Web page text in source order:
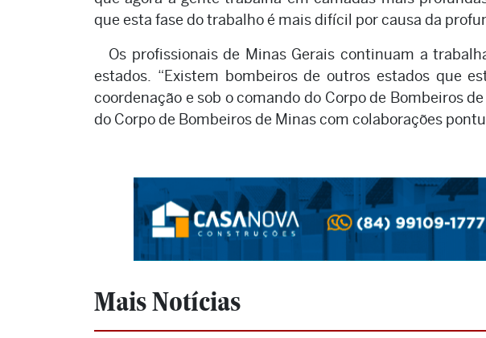
que esta fase do trabalho é mais difícil por causa da
Os profissionais de Minas Gerais continuam a
estados. “Existem bombeiros de outros estados que
coordenação e sob o comando do Corpo de Bombeiros
do Corpo de Bombeiros de Minas com colaborações
Mais Notícias